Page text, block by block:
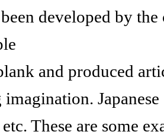
developed by
and produced
imagination.
These are some